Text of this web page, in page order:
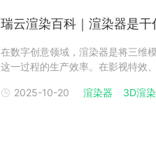
瑞云渲染百科｜渲染器是干
在数字创意领域，渲染器是将三维
这一过程的生产效率。在影视特效
染器。无论是《阿凡达》中栩栩如
2025-10-20 渲染器 3D渲